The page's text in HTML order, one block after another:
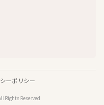
ーポリシー
Rights Reserved